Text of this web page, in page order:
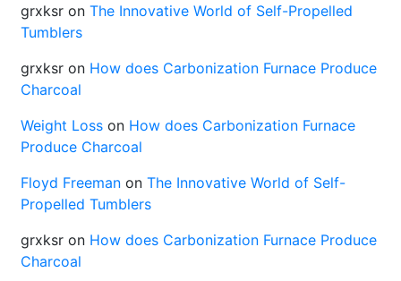
grxksr on The Innovative World of Self-Propelled
Tumblers
grxksr on How does Carbonization Furnace Produce
Charcoal
Weight Loss on How does Carbonization Furnace
Produce Charcoal
Floyd Freeman on The Innovative World of Self-
Propelled Tumblers
grxksr on How does Carbonization Furnace Produce
Charcoal